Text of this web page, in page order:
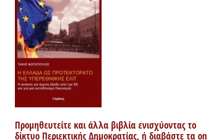
Προμηθευτείτε και άλλα βιβλία ενισχύοντας το
δίκτυο Περιεκτικής Δημοκρατίας, ή διαβάστε τα on